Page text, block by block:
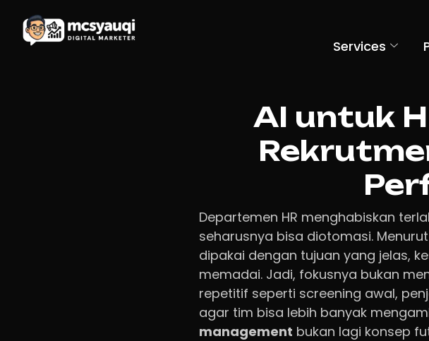
Services
AI untuk
Departemen HR menghabiskan
seharusnya bisa diotomasi. Menurut
dipakai dengan tujuan yang jelas,
memadai. Jadi, fokusnya bukan
repetitif seperti screening awal,
agar tim bisa lebih banyak
management bukan lagi konsep